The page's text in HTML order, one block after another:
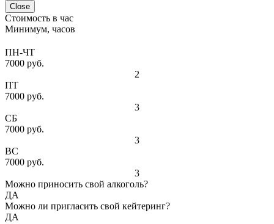
Close
Стоимость в час
Минимум, часов
ПН-ЧТ
7000 руб.
2
ПТ
7000 руб.
3
СБ
7000 руб.
3
ВС
7000 руб.
3
Можно приносить свой алкоголь?
ДА
Можно ли пригласить свой кейтеринг?
ДА